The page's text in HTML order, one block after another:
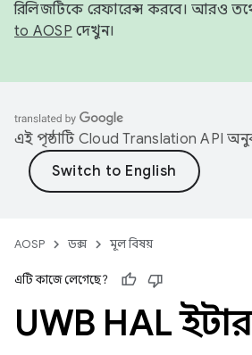
রিলিজটিকে রেফারেন্স করবে। আরও
to AOSP দেখুন।
এই পৃষ্ঠাটি Cloud Translation API
AOSP ডক্স মূল বিষয়
এটি কাজে লেগেছে?
UWB HAL